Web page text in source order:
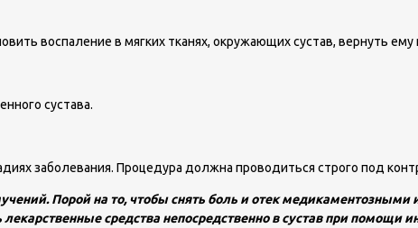
воспаление в мягких тканях, окружающих сустав, вернуть
сустава.
заболевания. Процедура должна проводиться строго под
Порой на то, чтобы снять боль и отек
средства непосредственно в сустав при